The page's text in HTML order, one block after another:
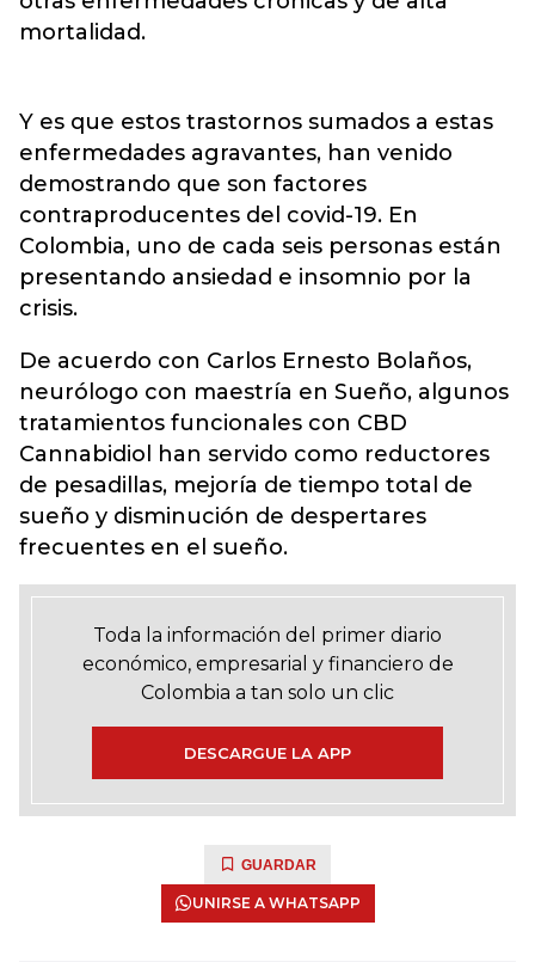
mortalidad.
Y es que estos trastornos sumados a estas
enfermedades agravantes, han venido
demostrando que son factores
contraproducentes del covid-19. En
Colombia, uno de cada seis personas están
presentando ansiedad e insomnio por la
crisis.
De acuerdo con Carlos Ernesto Bolaños,
neurólogo con maestría en Sueño, algunos
tratamientos funcionales con CBD
Cannabidiol han servido como reductores
de pesadillas, mejoría de tiempo total de
sueño y disminución de despertares
frecuentes en el sueño.
Toda la información del primer diario
económico, empresarial y financiero de
Colombia a tan solo un clic
DESCARGUE LA APP
GUARDAR
UNIRSE A WHATSAPP